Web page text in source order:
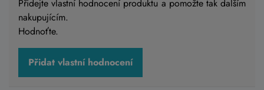
Přidejte vlastní hodnocení produktu a pomožte tak dalším
nakupujícím.
Hodnoťte.
Přidat vlastní hodnocení